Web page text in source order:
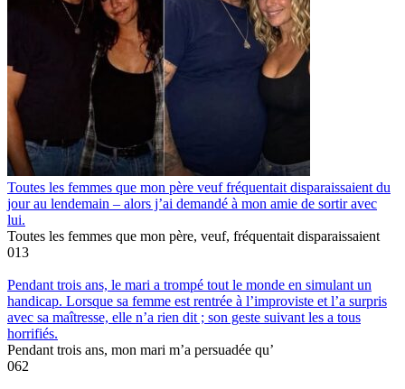
Toutes les femmes que mon père veuf fréquentait disparaissaient du
jour au lendemain – alors j’ai demandé à mon amie de sortir avec
lui.
Toutes les femmes que mon père, veuf, fréquentait disparaissaient
013
Pendant trois ans, le mari a trompé tout le monde en simulant un
handicap. Lorsque sa femme est rentrée à l’improviste et l’a surpris
avec sa maîtresse, elle n’a rien dit ; son geste suivant les a tous
horrifiés.
Pendant trois ans, mon mari m’a persuadée qu’
062